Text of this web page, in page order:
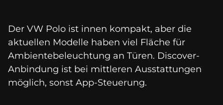
Der VW Polo ist innen kompakt, aber die
aktuellen Modelle haben viel Fläche für
Ambientebeleuchtung an Türen. Discover-
Anbindung ist bei mittleren Ausstattungen
möglich, sonst App-Steuerung.